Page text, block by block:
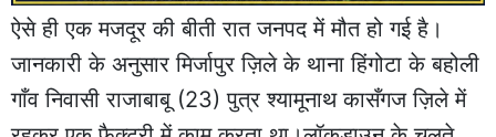
ऐसे ही एक मजदूर की बीती रात जनपद में मौत हो गई है।
जानकारी के अनुसार मिर्जापुर ज़िले के थाना हिंगोटा के बहोली
गाँव निवासी राजाबाबू (23) पुत्र श्यामूनाथ कासँगज ज़िले में